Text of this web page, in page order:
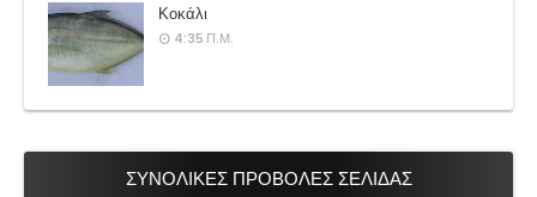
Κοκάλι
4:35 Π.Μ.
ΣΥΝΟΛΙΚΕΣ ΠΡΟΒΟΛΕΣ ΣΕΛΙΔΑΣ